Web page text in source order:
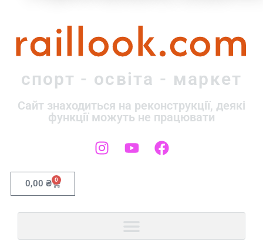
raillook.com
спорт - освіта - маркет
Сайт знаходиться на реконструкції, деякі
функції можуть не працювати
0,00 ₴ 0